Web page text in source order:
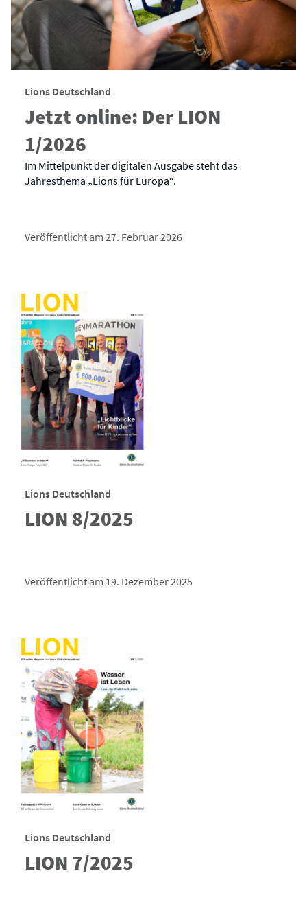
Lions Deutschland
Jetzt online: Der LION
1/2026
Im Mittelpunkt der digitalen Ausgabe steht das
Jahresthema „Lions für Europa“.
Veröffentlicht am 27. Februar 2026
Lions Deutschland
LION 8/2025
Veröffentlicht am 19. Dezember 2025
Lions Deutschland
LION 7/2025